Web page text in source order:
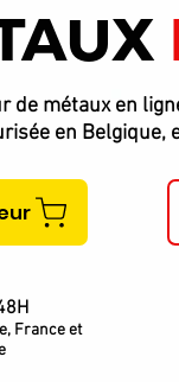
de métaux en
en
France et